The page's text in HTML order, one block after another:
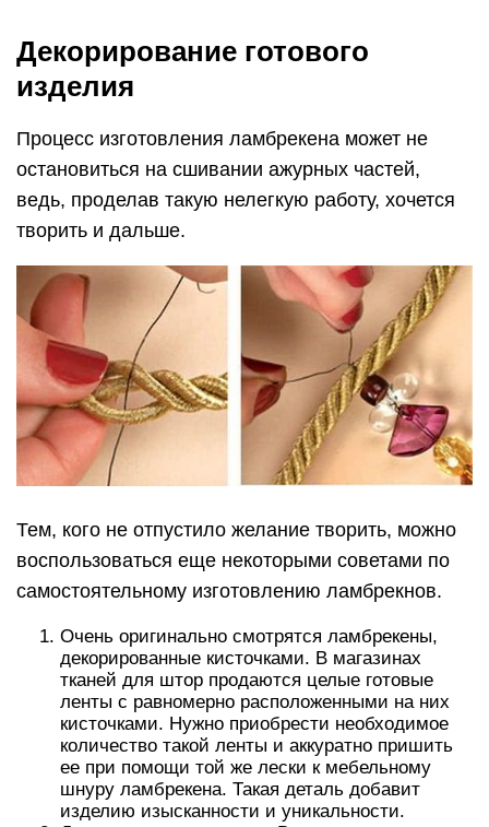
Декорирование готового
изделия
Процесс изготовления ламбрекена может не
остановиться на сшивании ажурных частей,
ведь, проделав такую нелегкую работу, хочется
творить и дальше.
Тем, кого не отпустило желание творить, можно
воспользоваться еще некоторыми советами по
самостоятельному изготовлению ламбрекнов.
Очень оригинально смотрятся ламбрекены,
декорированные кисточками. В магазинах
тканей для штор продаются целые готовые
ленты с равномерно расположенными на них
кисточками. Нужно приобрести необходимое
количество такой ленты и аккуратно пришить
ее при помощи той же лески к мебельному
шнуру ламбрекена. Такая деталь добавит
изделию изысканности и уникальности.